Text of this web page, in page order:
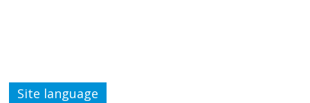
Site language